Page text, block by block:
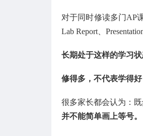
对于同时修读多门AP
Lab Report、
长期处于这样的学习
修得多，不代表学得好
很多家长都会认为：
并不能简单画上等号。